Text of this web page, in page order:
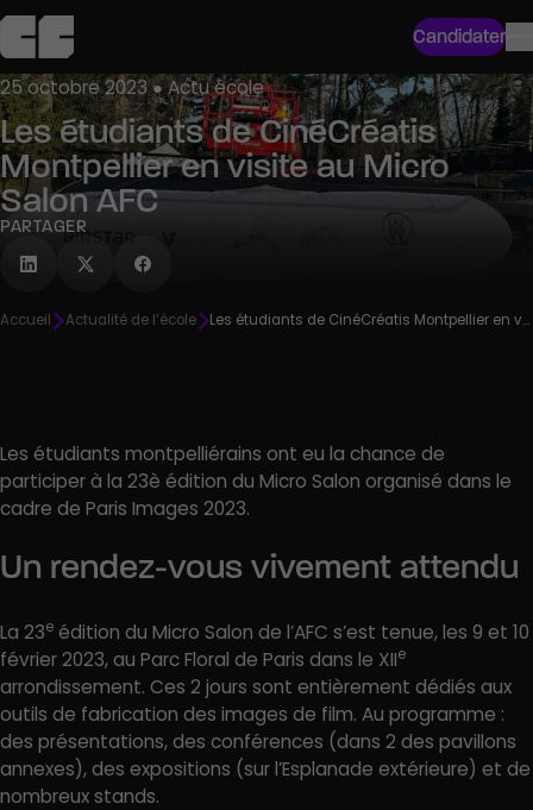
Candidater
25 octobre 2023 ● Actu école
Les étudiants de CinéCréatis
Montpellier en visite au Micro
Salon AFC
PARTAGER
Accueil Actualité de l’école Les étudiants de CinéCréatis Montpellier en visite au Micro Salon AFC
Les étudiants montpelliérains ont eu la chance de
participer à la 23è édition du Micro Salon organisé dans le
cadre de Paris Images 2023.
Un rendez-vous vivement attendu
La 23e édition du Micro Salon de l’AFC s’est tenue, les 9 et 10
février 2023, au Parc Floral de Paris dans le XIIe
arrondissement. Ces 2 jours sont entièrement dédiés aux
outils de fabrication des images de film. Au programme :
des présentations, des conférences (dans 2 des pavillons
annexes), des expositions (sur l’Esplanade extérieure) et de
nombreux stands.